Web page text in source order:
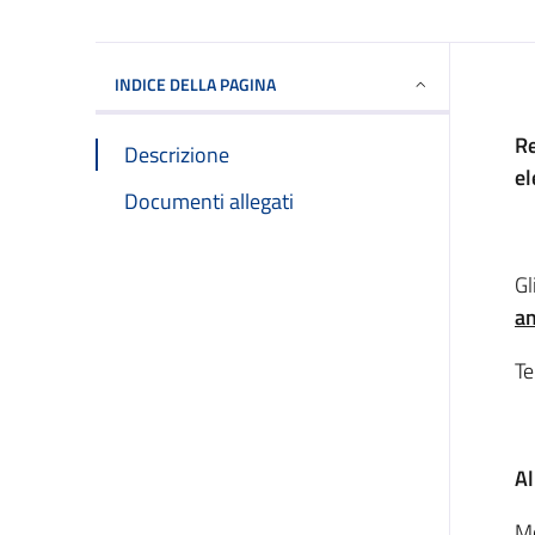
INDICE DELLA PAGINA
Descrizione
Documenti allegati